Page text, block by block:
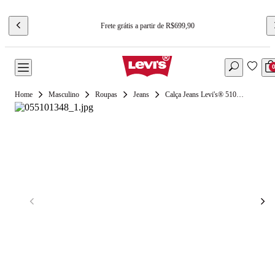
Frete grátis a partir de R$699,90
0
Masculino Roupas Jeans Calça Jeans Levi's® 510® Skinny Lavagem Média